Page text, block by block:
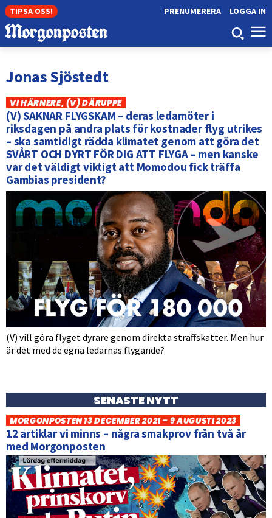
TIPSA OSS! LOGGA IN
PRENUMERERA
Jonas Sjöstedt
VI HÄRNERE, (V) DÄRUPPE
(V) SAKNAR FLYGSKAM – deras ledamöter i
riksdagen på andra plats för kostnader flyg utrikes
– ska samtidigt rädda klimatet genom att göra det
SVÅRT OCH DYRT FÖR DIG ATT FLYGA – men kanske
var det väldigt viktigt att Momodou fick träffa
Gambias president?
(V) vill göra flyget dyrare genom direkta straffskatter. Men hur
är det med de egna ledarnas flygande?
SENASTE NYTT
MORGONPOSTEN 13 DECEMBER 2021 – 9 AUGUSTI 2023
12 artiklar vi minns – några smakprov från två år
med Morgonposten